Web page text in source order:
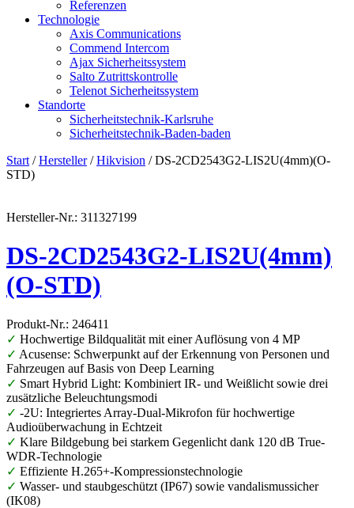
Referenzen
Technologie
Axis Communications
Commend Intercom
Ajax Sicherheitssystem​
Salto Zutrittskontrolle
Telenot Sicherheitssystem
Standorte
Sicherheitstechnik-Karlsruhe
Sicherheitstechnik-Baden-baden
Start /Hersteller/Hikvision / DS-2CD2543G2-LIS2U(4mm)(O-
STD)
Hersteller-Nr.: 311327199
DS-2CD2543G2-LIS2U(4mm)
(O-STD)
Produkt-Nr.: 246411
✓ Hochwertige Bildqualität mit einer Auflösung von 4 MP
✓ Acusense: Schwerpunkt auf der Erkennung von Personen und
Fahrzeugen auf Basis von Deep Learning
✓ Smart Hybrid Light: Kombiniert IR- und Weißlicht sowie drei
zusätzliche Beleuchtungsmodi
✓ -2U: Integriertes Array-Dual-Mikrofon für hochwertige
Audioüberwachung in Echtzeit
✓ Klare Bildgebung bei starkem Gegenlicht dank 120 dB True-
WDR-Technologie
✓ Effiziente H.265+-Kompressionstechnologie
✓ Wasser- und staubgeschützt (IP67) sowie vandalismussicher
(IK08)